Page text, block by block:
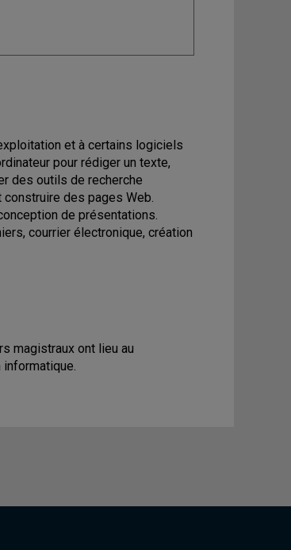
et à certains logiciels
pour rédiger un texte,
des outils de recherche
des pages Web.
de présentations.
courrier électronique, création
magistraux ont lieu au